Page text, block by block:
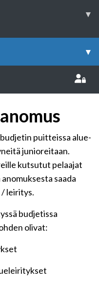
▾
▾
puitteissa alue-
junioreitaan.
kutsutut pelaajat
saada
/ leiritys.
budjetissa
olivat: